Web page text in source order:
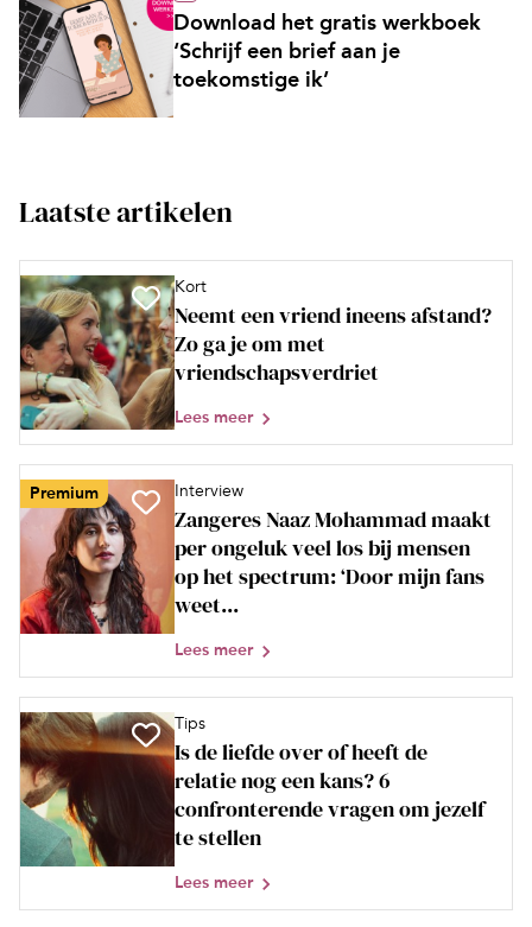
Download het gratis werkboek
‘Schrijf een brief aan je
toekomstige ik’
Laatste artikelen
Kort
Neemt een vriend ineens afstand?
Zo ga je om met
vriendschapsverdriet
Lees meer
Premium Interview
Zangeres Naaz Mohammad maakt
per ongeluk veel los bij mensen
op het spectrum: ‘Door mijn fans
weet...
Lees meer
Tips
Is de liefde over of heeft de
relatie nog een kans? 6
confronterende vragen om jezelf
te stellen
Lees meer